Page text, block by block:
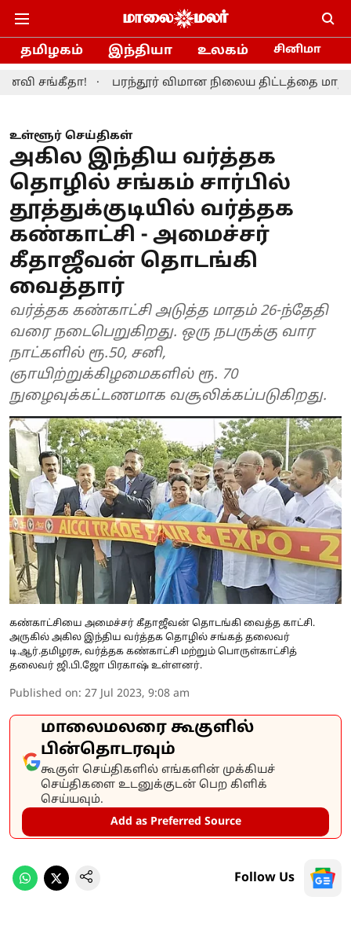
தமிழகம் இந்தியா உலகம் சினிமா
பரந்தூர் விமான நிலைய திட்டத்தை
உள்ளூர் செய்திகள்
அகில இந்திய வர்த்தக
தொழில் சங்கம் சார்பில்
தூத்துக்குடியில் வர்த்தக
கண்காட்சி - அமைச்சர்
கீதாஜீவன் தொடங்கி
வைத்தார்
வர்த்தக கண்காட்சி அடுத்த மாதம் 26-ந்தேதி
வரை நடைபெறுகிறது. ஒரு நபருக்கு வார
நாட்களில் ரூ.50, சனி,
ஞாயிற்றுக்கிழமைகளில் ரூ. 70
நுழைவுக்கட்டணமாக வசூலிக்கப்படுகிறது.
கண்காட்சியை அமைச்சர் கீதாஜீவன் தொடங்கி வைத்த காட்சி.
அருகில் அகில இந்திய வர்த்தக தொழில் சங்கத் தலைவர்
டி.ஆர்.தமிழரசு, வர்த்தக கண்காட்சி மற்றும் பொருள்காட்சித்
தலைவர் ஜி.பி.ஜோ பிரகாஷ் உள்ளனர்.
Published on: 27 Jul 2023, 9:08 am
மாலைமலரை கூகுளில்
பின்தொடரவும்
கூகுள் செய்திகளில் எங்களின் முக்கியச்
செய்திகளை உடனுக்குடன் பெற கிளிக்
செய்யவும்.
Add as Preferred Source
Follow Us